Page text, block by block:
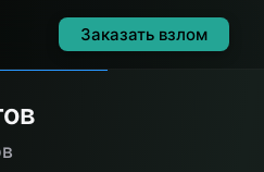
Заказать взлом